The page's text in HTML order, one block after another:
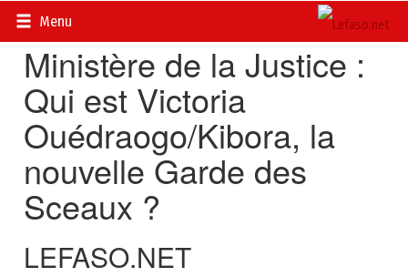
Menu
Accueil>
Ministère de la Justice :
Qui est Victoria
Ouédraogo/Kibora, la
nouvelle Garde des
Sceaux ?
LEFASO.NET